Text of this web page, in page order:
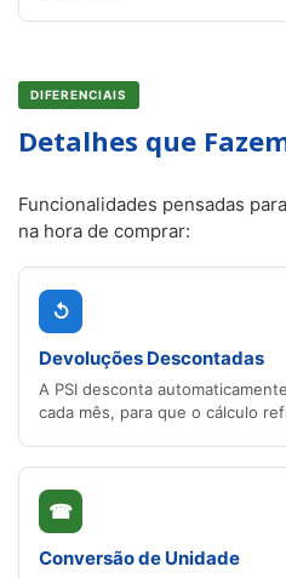
DIFERENCIAIS
Detalhes que
Funcionalidades pensadas
na hora de comprar:
↺
Devoluções Descontadas
A PSI desconta
cada mês, para que o cálculo
☎
Conversão de Unidade